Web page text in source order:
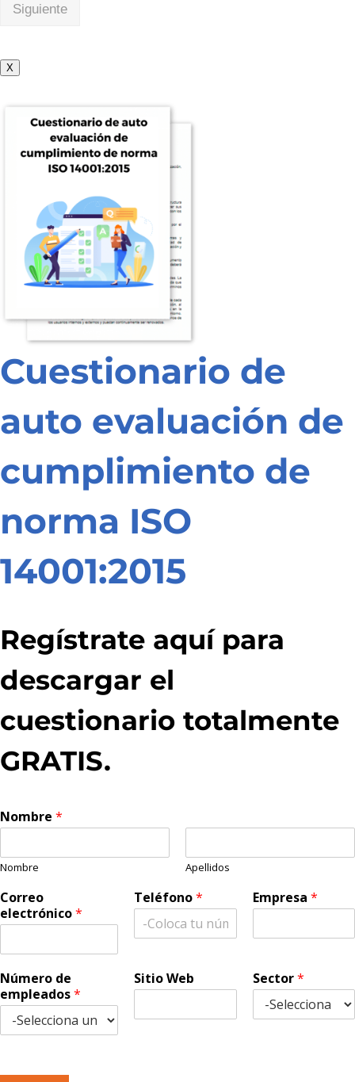
Siguiente
X
Cuestionario de
auto evaluación de
cumplimiento de
norma ISO
14001:2015
Regístrate aquí para
descargar el
cuestionario totalmente
GRATIS.
Nombre *
Nombre Apellidos
Correo
electrónico*
Teléfono* Empresa *
Número de
empleados*
Sitio Web Sector*